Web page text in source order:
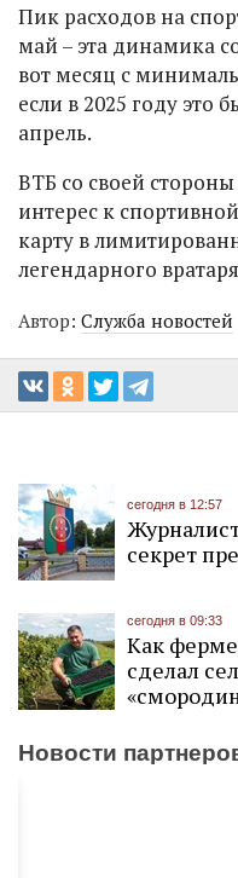
Пик расходов на
май – эта динамика
вот месяц с
если в 2025 году это
апрель.
ВТБ со своей
интерес к
карту в
легендарного
Автор: Служба новостей
сегодня в 12:57
секрет
сегодня в 09:33
Как
сделал
Новости